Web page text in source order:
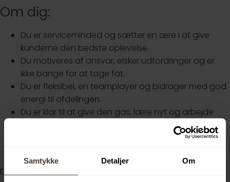
Samtykke Detaljer Om
Om dig:
Du er serviceminded og sætter en ære i at give
kunderne den bedste oplevelse.
Du motiveres af ansvar, elsker udfordringer og er
ikke bange for at tage fat.
Du er fleksibel, en teamplayer og bidrager med god
energi til afdelingen.
Du er klar til at give den gas, lære nyt og arbejde
Du elsker biler lige så meget som os, og ha lære
Du har gennemført en adgangsgivende uddannelse